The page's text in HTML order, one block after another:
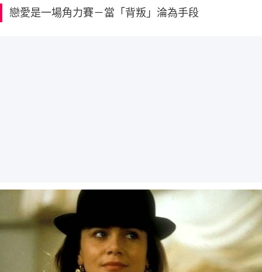
戀愛是一場角力賽－當「背叛」淪為手段